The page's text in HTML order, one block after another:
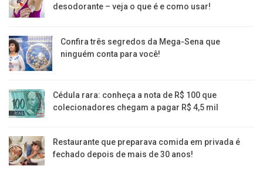
desodorante – veja o que é e como usar!
Confira três segredos da Mega-Sena que
ninguém conta para você!
Cédula rara: conheça a nota de R$ 100 que
colecionadores chegam a pagar R$ 4,5 mil
Restaurante que preparava comida em privada é
fechado depois de mais de 30 anos!